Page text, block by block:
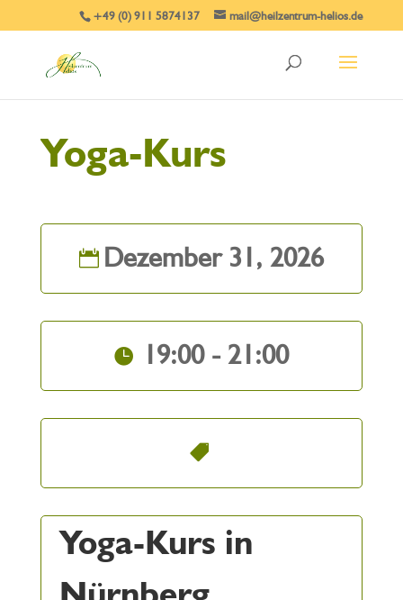
+49 (0) 911 5874137 mail@heilzentrum-helios.de
Yoga-Kurs
Dezember 31, 2026
19:00 - 21:00
Yoga-Kurs in